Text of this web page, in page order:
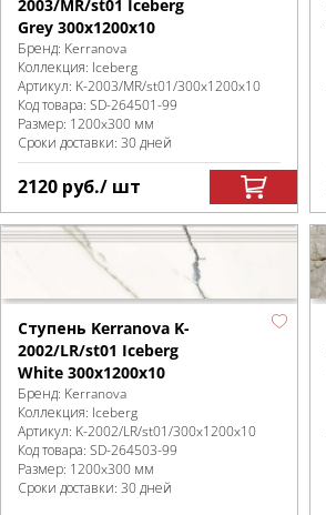
2003/MR/st01 Iceberg
Grey 300x1200x10
Бренд: Kerranova
Коллекция: Iceberg
Артикул: K-2003/MR/st01/300x1200x10
Код товара:SD-264501-99
Размер: 1200x300 мм
Сроки доставки: 30 дней
2120 руб./ шт
Ступень Kerranova K-
2002/LR/st01 Iceberg
White 300x1200x10
Бренд: Kerranova
Коллекция: Iceberg
Артикул: K-2002/LR/st01/300x1200x10
Код товара:SD-264503-99
Размер: 1200x300 мм
Сроки доставки: 30 дней